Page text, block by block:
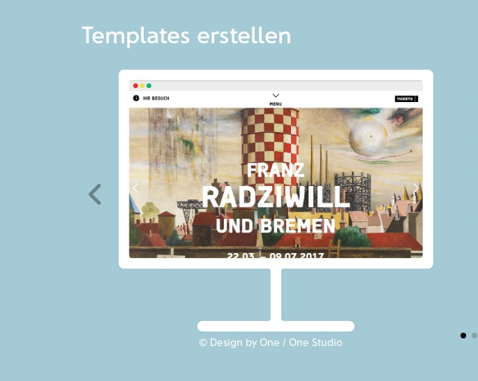
Templates erstellen
© Design by One / One Studio